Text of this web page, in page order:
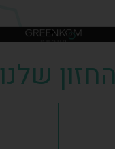
החזון שלנו